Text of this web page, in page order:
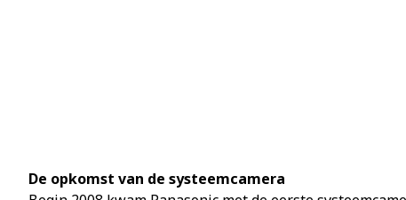
De opkomst van de systeemcamera